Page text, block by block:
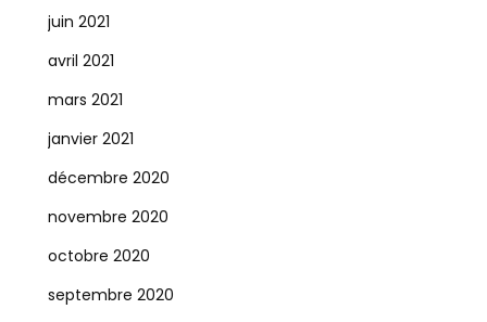
juin 2021
avril 2021
mars 2021
janvier 2021
décembre 2020
novembre 2020
octobre 2020
septembre 2020